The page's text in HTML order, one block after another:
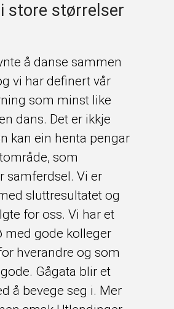
store størrelser
å danse sammen
vi har definert vår
som minst like
dans. Det er ikkje
kan ein henta pengar
som
samferdsel. Vi er
sluttresultatet og
for oss. Vi har et
gode kolleger
hverandre og som
Gågata blir et
å bevege seg i. Mer